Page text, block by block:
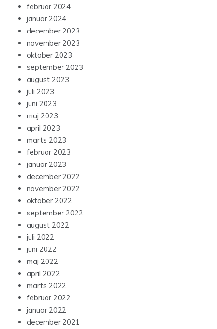
februar 2024
januar 2024
december 2023
november 2023
oktober 2023
september 2023
august 2023
juli 2023
juni 2023
maj 2023
april 2023
marts 2023
februar 2023
januar 2023
december 2022
november 2022
oktober 2022
september 2022
august 2022
juli 2022
juni 2022
maj 2022
april 2022
marts 2022
februar 2022
januar 2022
december 2021